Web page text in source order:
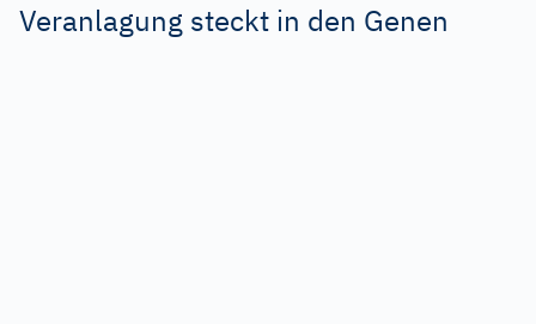
Veranlagung steckt in den Genen